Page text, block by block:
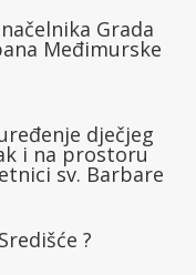
Grada
Međimurske
dječjeg
i na prostoru
sv. Barbare
?